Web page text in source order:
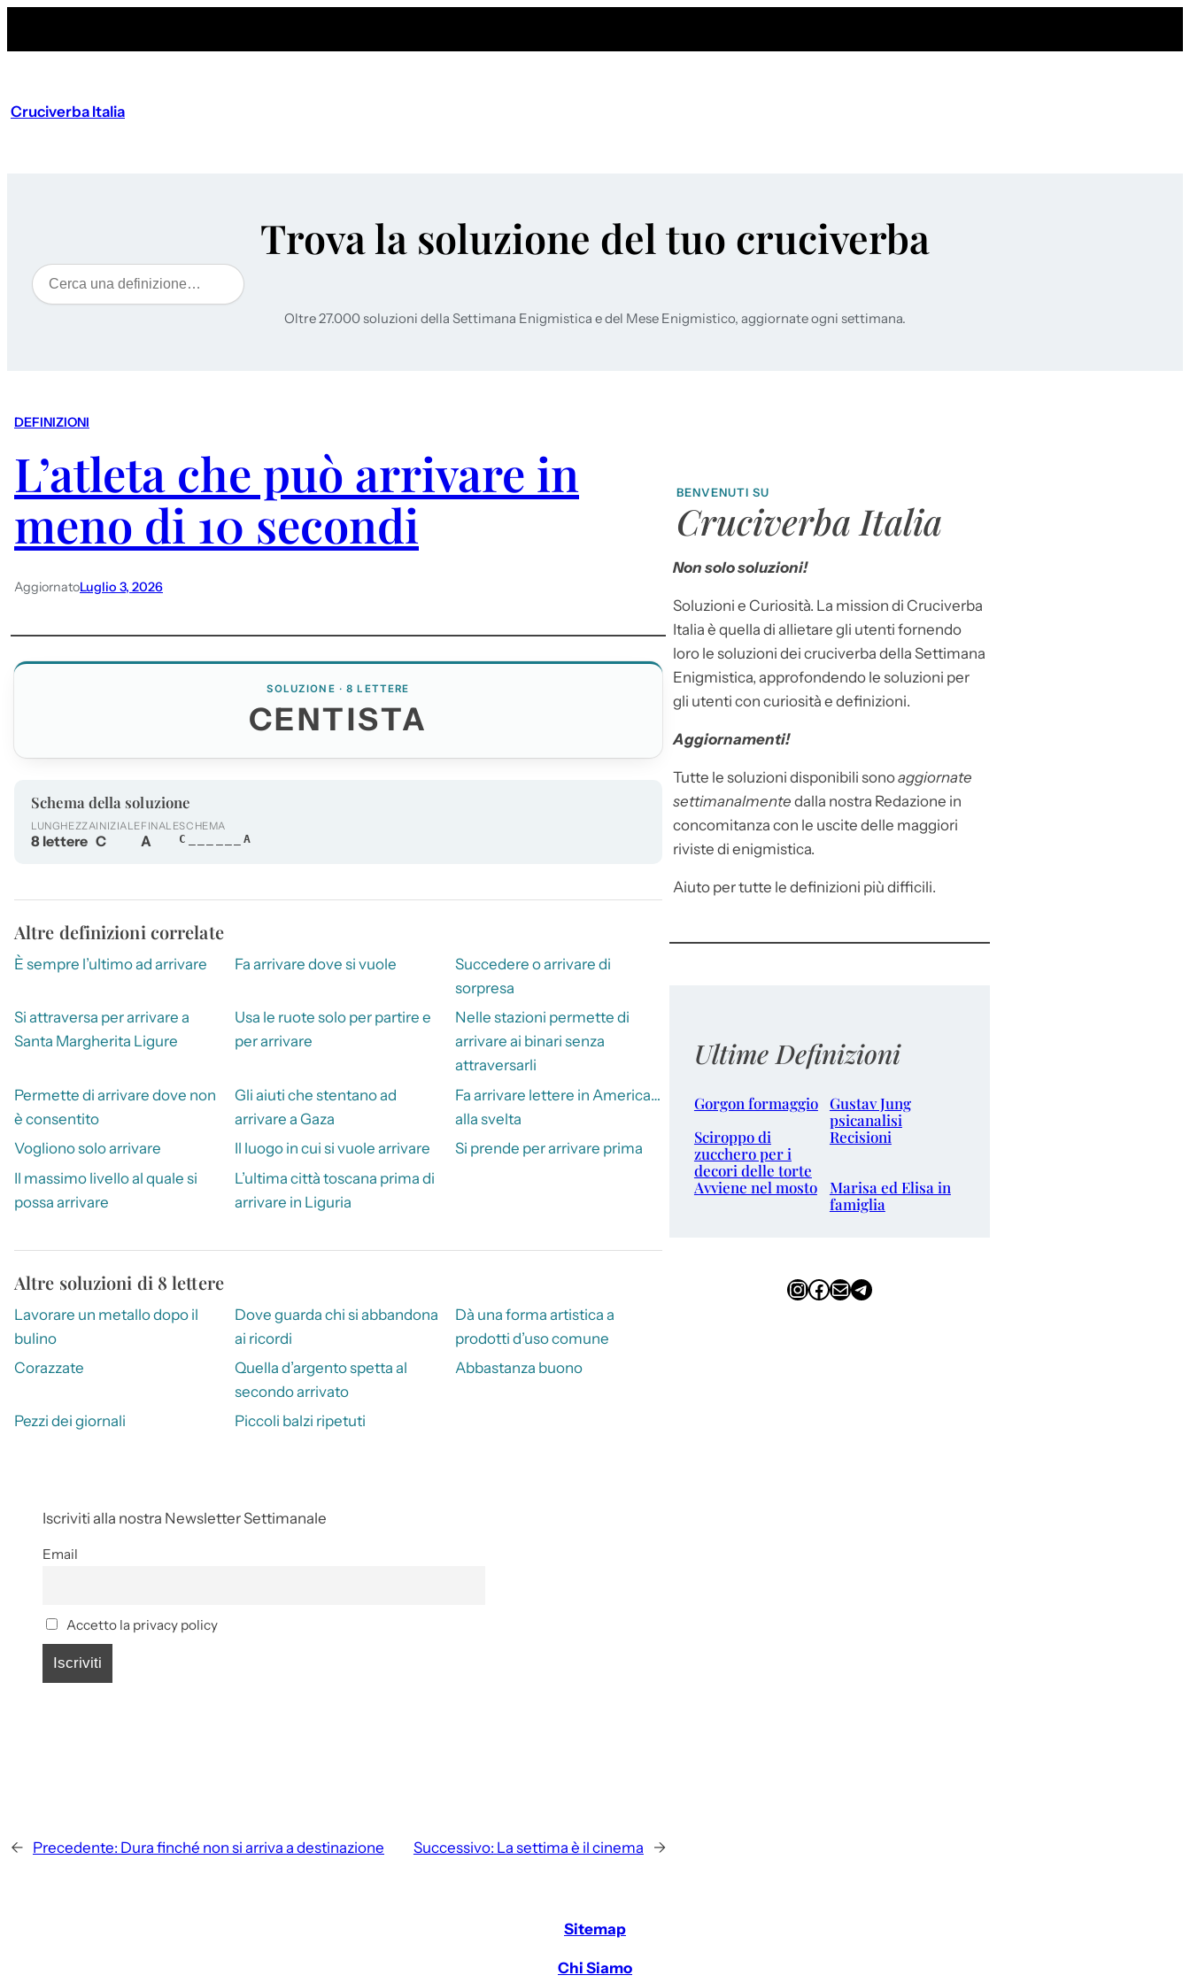
Cruciverba Italia
Trova la soluzione del tuo cruciverba
Cerca
Oltre 27.000 soluzioni della Settimana Enigmistica e del Mese Enigmistico, aggiornate ogni settimana.
DEFINIZIONI
L’atleta che può arrivare in
meno di 10 secondi
AggiornatoLuglio 3, 2026
SOLUZIONE · 8 LETTERE
CENTISTA
Schema della soluzione
LUNGHEZZA
8 lettere
INIZIALE
C
FINALE
A
SCHEMA
C______A
Altre definizioni correlate
È sempre l’ultimo ad arrivare Fa arrivare dove si vuole
Succedere o arrivare di
sorpresa
Si attraversa per arrivare a
Santa Margherita Ligure
Usa le ruote solo per partire e
per arrivare
Nelle stazioni permette di
arrivare ai binari senza
attraversarli
Permette di arrivare dove non
è consentito
Gli aiuti che stentano ad
arrivare a Gaza
Fa arrivare lettere in America…
alla svelta
Vogliono solo arrivare
Il luogo in cui si vuole arrivare
Si prende per arrivare prima
Il massimo livello al quale si
possa arrivare
L’ultima città toscana prima di
arrivare in Liguria
Altre soluzioni di 8 lettere
Lavorare un metallo dopo il
bulino
Dove guarda chi si abbandona
ai ricordi
Dà una forma artistica a
prodotti d’uso comune
Corazzate
Quella d’argento spetta al
secondo arrivato
Abbastanza buono
Pezzi dei giornali Piccoli balzi ripetuti
Iscriviti alla nostra Newsletter Settimanale
Email
Accetto la privacy policy
← Precedente: Dura finché non si arriva a destinazione Successivo: La settima è il cinema →
BENVENUTI SU
Cruciverba Italia
Non solo soluzioni!
Soluzioni e Curiosità. La mission di Cruciverba
Italia è quella di allietare gli utenti fornendo
loro le soluzioni dei cruciverba della Settimana
Enigmistica, approfondendo le soluzioni per
gli utenti con curiosità e definizioni.
Aggiornamenti!
Tutte le soluzioni disponibili sonoaggiornate
settimanalmente dalla nostra Redazione in
concomitanza con le uscite delle maggiori
riviste di enigmistica.
Aiuto per tutte le definizioni più difficili.
Ultime Definizioni
Gorgon formaggio Gustav Jung
psicanalisi
Sciroppo di
zucchero per i
decori delle torte
Recisioni
Avviene nel mosto
Marisa ed Elisa in
famiglia
InstagramFacebook Email Telegram
Sitemap
Chi Siamo